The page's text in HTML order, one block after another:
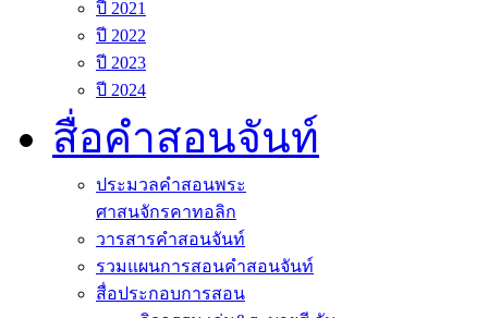
ปี 2021
ปี 2022
ปี 2023
ปี 2024
สื่อคำสอนจันท์
ประมวลคำสอนพระ
ศาสนจักรคาทอลิก
วารสารคำสอนจันท์
รวมแผนการสอนคำสอนจันท์
สื่อประกอบการสอน